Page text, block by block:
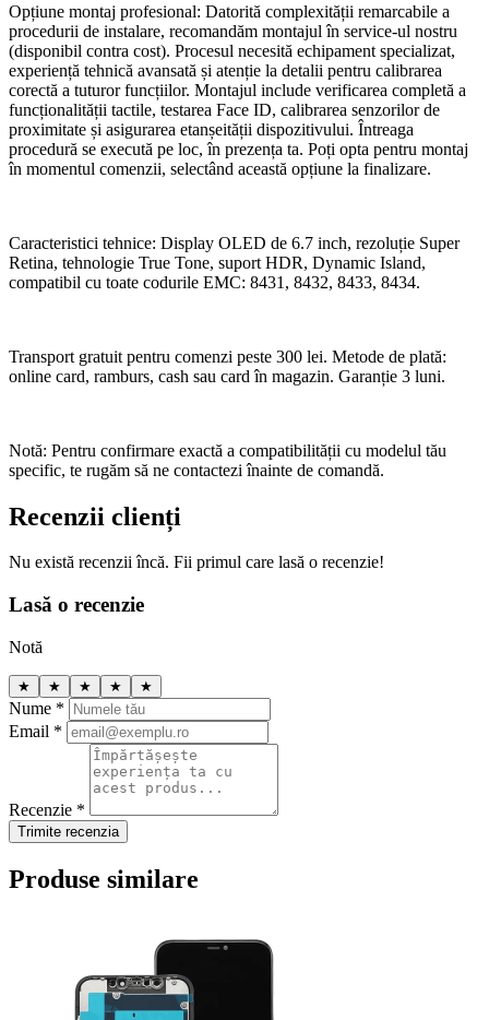
Opțiune montaj profesional: Datorită complexității remarcabile a
procedurii de instalare, recomandăm montajul în service-ul nostru
(disponibil contra cost). Procesul necesită echipament specializat,
experiență tehnică avansată și atenție la detalii pentru calibrarea
corectă a tuturor funcțiilor. Montajul include verificarea completă a
funcționalității tactile, testarea Face ID, calibrarea senzorilor de
proximitate și asigurarea etanșeității dispozitivului. Întreaga
procedură se execută pe loc, în prezența ta. Poți opta pentru montaj
în momentul comenzii, selectând această opțiune la finalizare.
Caracteristici tehnice: Display OLED de 6.7 inch, rezoluție Super
Retina, tehnologie True Tone, suport HDR, Dynamic Island,
compatibil cu toate codurile EMC: 8431, 8432, 8433, 8434.
Transport gratuit pentru comenzi peste 300 lei. Metode de plată:
online card, ramburs, cash sau card în magazin. Garanție 3 luni.
Notă: Pentru confirmare exactă a compatibilității cu modelul tău
specific, te rugăm să ne contactezi înainte de comandă.
Recenzii clienți
Nu există recenzii încă. Fii primul care lasă o recenzie!
Lasă o recenzie
Notă
★ ★ ★ ★ ★
Nume *
Email *
Recenzie *
Trimite recenzia
Produse similare